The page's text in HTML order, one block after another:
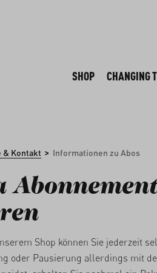
SHOP CHANGING
& Kontakt > Informationen zu Abos
Shop können Sie jederzeit
oder Pausierung allerdings mit